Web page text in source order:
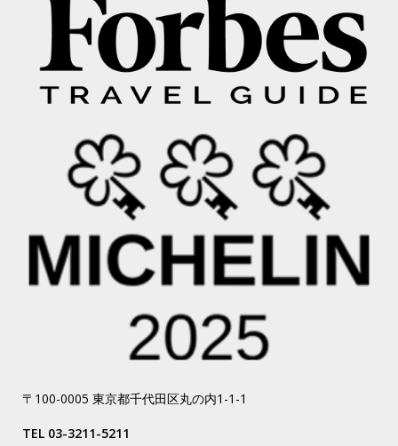
〒100-0005 東京都千代田区丸の内1-1-1
TEL 03-3211-5211